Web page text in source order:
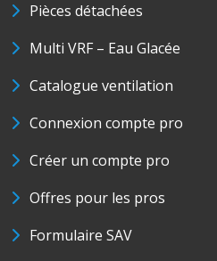
Pièces détachées
Multi VRF – Eau Glacée
Catalogue ventilation
Connexion compte pro
Créer un compte pro
Offres pour les pros
Formulaire SAV